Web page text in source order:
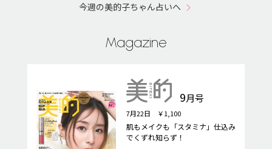
今週の美的子ちゃん占いへ
Magazine
9月号
7月22日 ￥1,100
肌もメイクも「スタミナ」仕込み
でくずれ知らず！